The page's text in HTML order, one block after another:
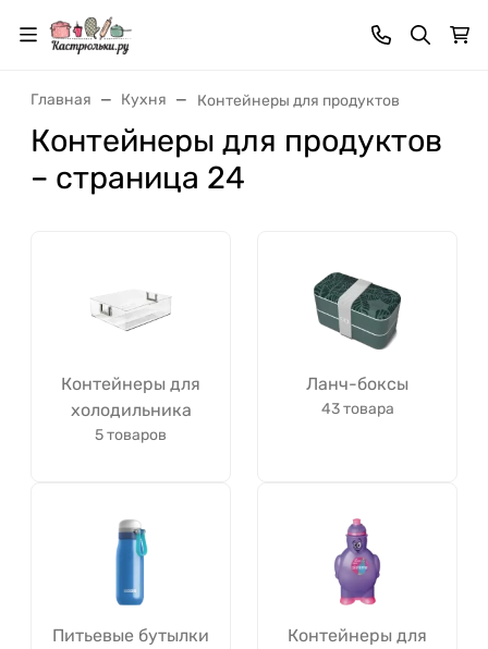
Главная Кухня Контейнеры для продуктов
Контейнеры для продуктов
– страница 24
Контейнеры для
холодильника
5 товаров
Ланч-боксы
43 товара
Питьевые бутылки
Контейнеры для